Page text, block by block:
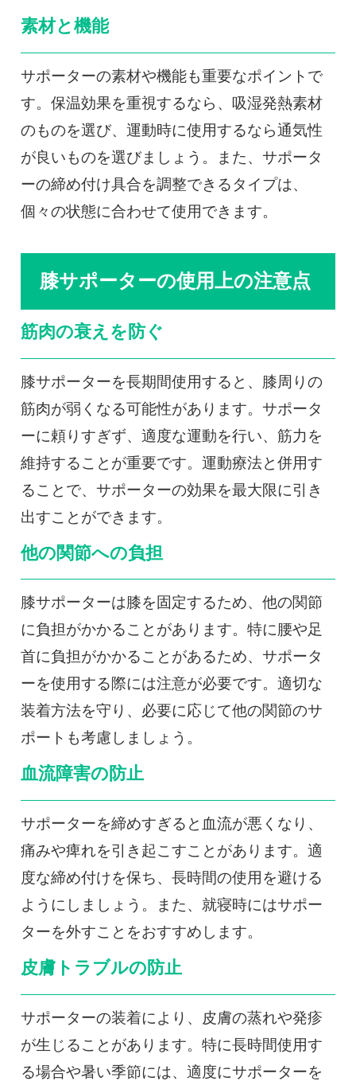
素材と機能
サポーターの素材や機能も重要なポイントで
す。保温効果を重視するなら、吸湿発熱素材
のものを選び、運動時に使用するなら通気性
が良いものを選びましょう。また、サポータ
ーの締め付け具合を調整できるタイプは、
個々の状態に合わせて使用できます。
膝サポーターの使用上の注意点
筋肉の衰えを防ぐ
膝サポーターを長期間使用すると、膝周りの
筋肉が弱くなる可能性があります。サポータ
ーに頼りすぎず、適度な運動を行い、筋力を
維持することが重要です。運動療法と併用す
ることで、サポーターの効果を最大限に引き
出すことができます。
他の関節への負担
膝サポーターは膝を固定するため、他の関節
に負担がかかることがあります。特に腰や足
首に負担がかかることがあるため、サポータ
ーを使用する際には注意が必要です。適切な
装着方法を守り、必要に応じて他の関節のサ
ポートも考慮しましょう。
血流障害の防止
サポーターを締めすぎると血流が悪くなり、
痛みや痺れを引き起こすことがあります。適
度な締め付けを保ち、長時間の使用を避ける
ようにしましょう。また、就寝時にはサポー
ターを外すことをおすすめします。
皮膚トラブルの防止
サポーターの装着により、皮膚の蒸れや発疹
が生じることがあります。特に長時間使用す
る場合や暑い季節には、適度にサポーターを